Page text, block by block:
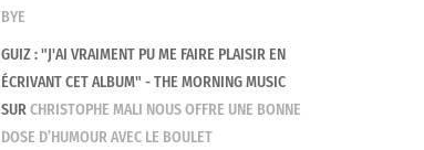
BYE
GUIZ : "J'AI VRAIMENT PU ME FAIRE PLAISIR EN
ÉCRIVANT CET ALBUM" - THE MORNING MUSIC
SURCHRISTOPHE MALI NOUS OFFRE UNE BONNE
DOSE D’HUMOUR AVEC LE BOULET